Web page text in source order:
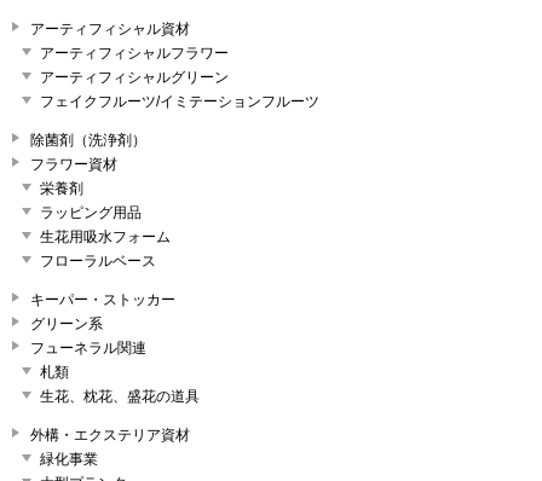
アーティフィシャル資材
アーティフィシャルフラワー
アーティフィシャルグリーン
フェイクフルーツ/イミテーションフルーツ
除菌剤（洗浄剤）
フラワー資材
栄養剤
ラッピング用品
生花用吸水フォーム
フローラルベース
キーパー・ストッカー
グリーン系
フューネラル関連
札類
生花、枕花、盛花の道具
外構・エクステリア資材
緑化事業